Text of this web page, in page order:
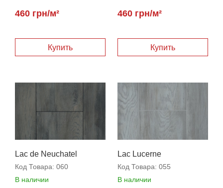
460 грн/м²
Купить
460 грн/м²
Купить
Lac de Neuchatel
Код Товара: 060
В наличии
Lac Lucerne
Код Товара: 055
В наличии